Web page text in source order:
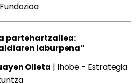
partehartzailea:
laburpena“
Olleta | Ihobe - Estrategia